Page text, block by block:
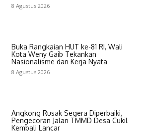
8 Agustus 2026
Buka Rangkaian HUT ke-81 RI, Wali
Kota Weny Gaib Tekankan
Nasionalisme dan Kerja Nyata
8 Agustus 2026
Angkong Rusak Segera Diperbaiki,
Pengecoran Jalan TMMD Desa Cukil
Kembali Lancar